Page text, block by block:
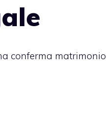
conferma matrimonio